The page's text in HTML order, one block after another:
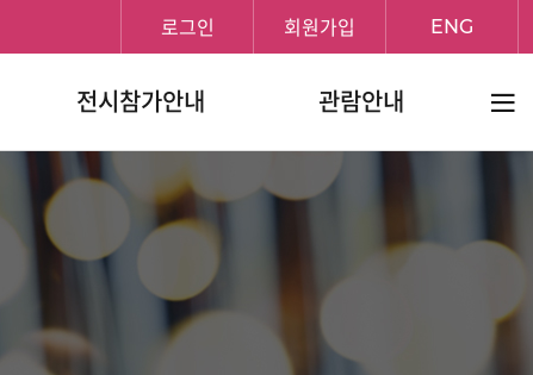
로그인 회원가입 ENG
전시참가안내 관람안내 전체
보기